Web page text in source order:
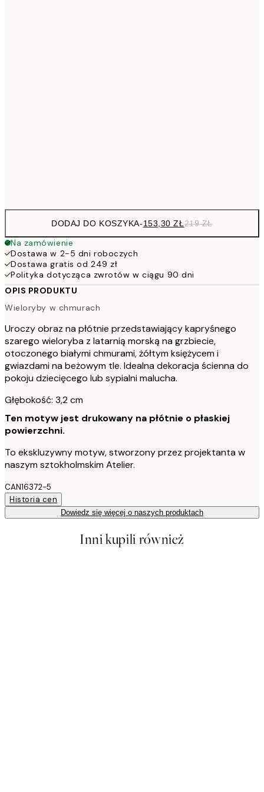
DODAJ DO KOSZYKA-153,30 ZŁ219 ZŁ
Na zamówienie
Dostawa w 2-5 dni roboczych
Dostawa gratis od 249 zł
Polityka dotycząca zwrotów w ciągu 90 dni
OPIS PRODUKTU
Wieloryby w chmurach
Uroczy obraz na płótnie przedstawiający kapryśnego
szarego wieloryba z latarnią morską na grzbiecie,
otoczonego białymi chmurami, żółtym księżycem i
gwiazdami na beżowym tle. Idealna dekoracja ścienna do
pokoju dziecięcego lub sypialni malucha.
Głębokość: 3,2 cm
Ten motyw jest drukowany na płótnie o płaskiej
powierzchni.
To ekskluzywny motyw, stworzony przez projektanta w
naszym sztokholmskim Atelier.
CAN16372-5
Historia cen
Dowiedz się więcej o naszych produktach
Inni kupili również